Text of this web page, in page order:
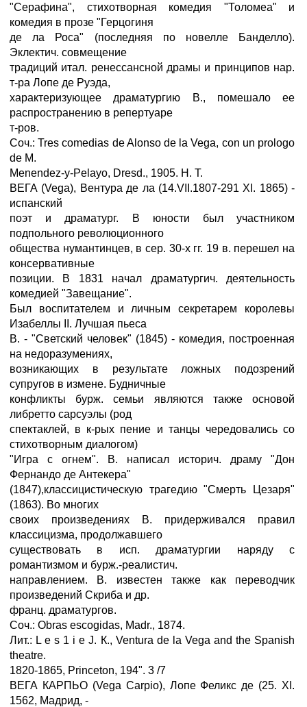
"Серафина", стихотворная комедия "Толомеа" и
комедия в прозе "Герцогиня
де ла Роса" (последняя по новелле Банделло).
Эклектич. совмещение
традиций итал. ренессансной драмы и принципов нар.
т-ра Лопе де Руэда,
характеризующее драматургию В., помешало ее
распространению в репертуаре
т-ров.
Соч.: Tres comedias de Alonso de la Vega, con un prologo
de М.
Menendez-y-Pelayo, Dresd., 1905. H. T.
ВЕГА (Vega), Вентура де ла (14.VII.1807-291 XI. 1865) -
испанский
поэт и драматург. В юности был участником
подпольного революционного
общества нумантинцев, в сер. 30-х гг. 19 в. перешел на
консервативные
позиции. В 1831 начал драматургич. деятельность
комедией "Завещание".
Был воспитателем и личным секретарем королевы
Изабеллы II. Лучшая пьеса
В. - "Светский человек" (1845) - комедия, построенная
на недоразумениях,
возникающих в результате ложных подозрений
супругов в измене. Будничные
конфликты бурж. семьи являются также основой
либретто сарсуэлы (род
спектаклей, в к-рых пение и танцы чередовались со
стихотворным диалогом)
"Игра с огнем". В. написал историч. драму "Дон
Фернандо де Антекера"
(1847),классицистическую трагедию "Смерть Цезаря"
(1863). Во многих
своих произведениях В. придерживался правил
классицизма, продолжавшего
существовать в исп. драматургии наряду с
романтизмом и бурж.-реалистич.
направлением. В. известен также как переводчик
произведений Скриба и др.
франц. драматургов.
Соч.: Obras escogidas, Madr., 1874.
Лит.: L е s 1 i e J. К., Ventura de la Vega and the Spanish
theatre.
1820-1865, Princeton, 194". 3 /7
ВЕГА КАРПЬО (Vega Carpio), Лопе Феликс де (25. XI.
1562, Мадрид, -